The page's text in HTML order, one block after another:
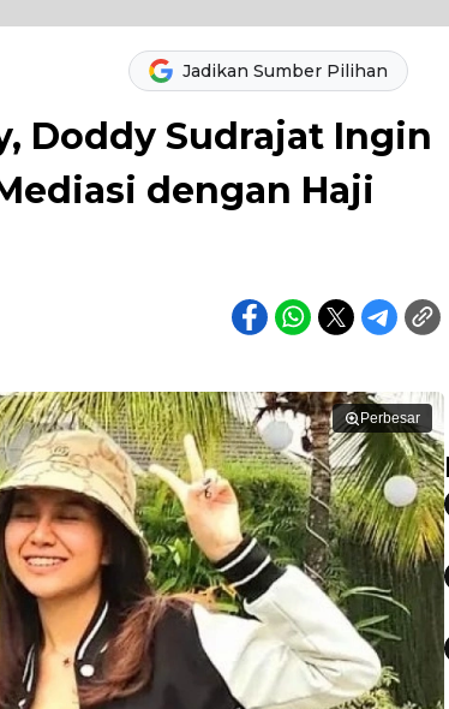
Jadikan Sumber Pilihan
Doddy Sudrajat Ingin
dengan Haji
Perbesar